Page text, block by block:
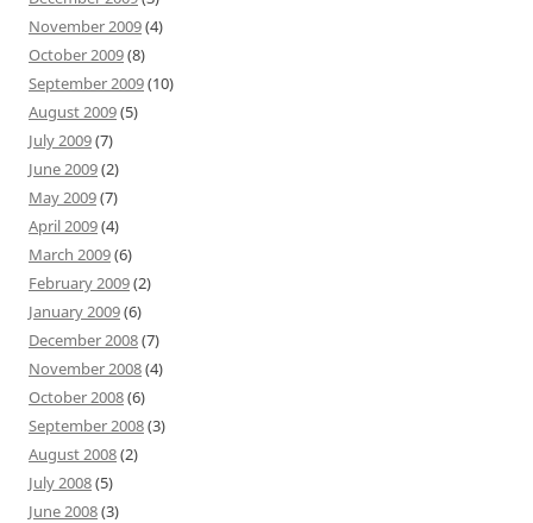
November 2009(4)
October 2009(8)
September 2009(10)
August 2009(5)
July 2009(7)
June 2009(2)
May 2009(7)
April 2009(4)
March 2009(6)
February 2009(2)
January 2009(6)
December 2008(7)
November 2008(4)
October 2008(6)
September 2008(3)
August 2008(2)
July 2008(5)
June 2008(3)